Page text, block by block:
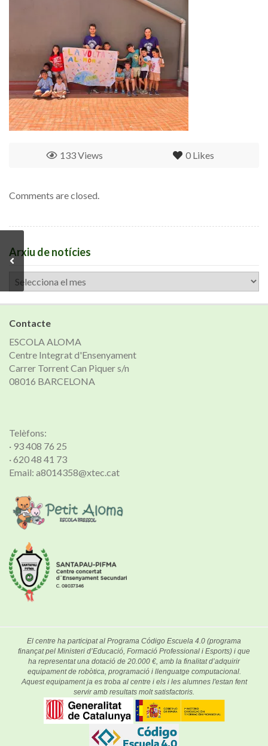
0 Likes
133 Views
Comments are closed.
Arxiu de notícies
Arxiu
de
notícies
Contacte
ESCOLA ALOMA
Centre Integrat d'Ensenyament
Carrer Torrent Can Piquer s/n
08016 BARCELONA
Telèfons:
· 93 408 76 25
· 620 48 41 73
Email: a8014358@xtec.cat
El centre ha participat al Programa Código Escuela 4.0 (programa
finançat pel Ministeri d’Educació, Formació Professional i Esports) i que
ha representat una dotació de 20.000 €, amb la finalitat d’adquirir
equipament de robòtica, programació i llenguatge computacional.
Aquest equipament ja es troba al centre i els i les alumnes l'estan fent
servir amb resultats molt satisfactoris.